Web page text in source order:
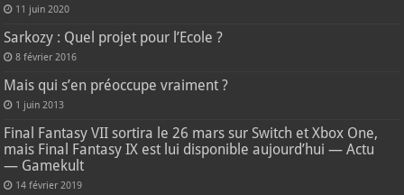
11 juin 2020
Sarkozy : Quel projet pour l’Ecole ?
8 février 2016
Mais qui s’en préoccupe vraiment ?
1 juin 2013
Final Fantasy VII sortira le 26 mars sur Switch et Xbox One,
mais Final Fantasy IX est lui disponible aujourd’hui — Actu
— Gamekult
14 février 2019